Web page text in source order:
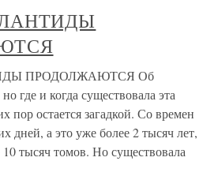
ПРОДОЛЖАЮТСЯ Об
где и когда существовала эта
пор остается загадкой. Со времен
дней, а это уже более 2 тысяч лет,
тысяч томов. Но существовала